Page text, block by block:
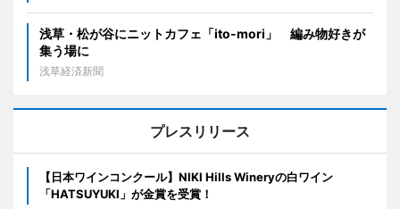
浅草・松が谷にニットカフェ「ito-mori」 編み物好きが
集う場に
浅草経済新聞
プレスリリース
【日本ワインコンクール】NIKI Hills Wineryの白ワイン
「HATSUYUKI」が金賞を受賞！